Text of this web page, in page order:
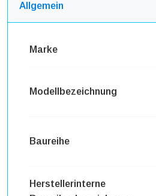
Allgemein
Marke
Modellbezeichnung
Baureihe
Herstellerinterne